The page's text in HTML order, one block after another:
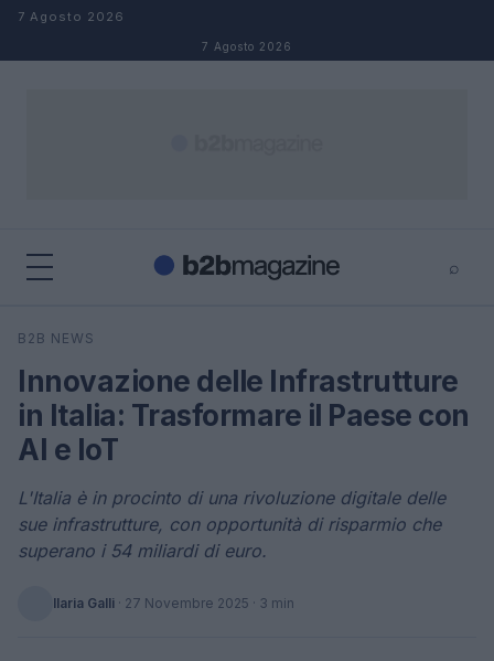
Salta al contenuto
7 Agosto 2026
7 Agosto 2026
⌕
Cerca
B2B NEWS
Innovazione delle Infrastrutture
in Italia: Trasformare il Paese con
AI e IoT
L'Italia è in procinto di una rivoluzione digitale delle
sue infrastrutture, con opportunità di risparmio che
superano i 54 miliardi di euro.
Ilaria Galli · 27 Novembre 2025 · 3 min